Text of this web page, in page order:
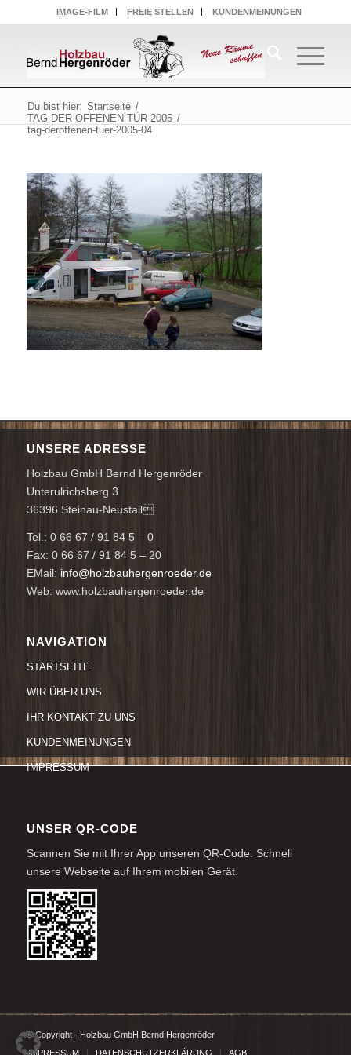
IMAGE-FILM FREIE STELLEN KUNDENMEINUNGEN
Du bist hier: Startseite /
TAG DER OFFENEN TÜR 2005 /
tag-deroffenen-tuer-2005-04
UNSERE ADRESSE
Holzbau GmbH Bernd Hergenröder
Unterulrichsberg 3
36396 Steinau-Neustall
Tel.: 0 66 67 / 91 84 5 – 0
Fax: 0 66 67 / 91 84 5 – 20
EMail: info@holzbauhergenroeder.de
Web: www.holzbauhergenroeder.de
NAVIGATION
STARTSEITE
WIR ÜBER UNS
IHR KONTAKT ZU UNS
KUNDENMEINUNGEN
IMPRESSUM
UNSER QR-CODE
Scannen Sie mit Ihrer App unseren QR-Code. Schnell
unsere Webseite auf Ihrem mobilen Gerät.
© Copyright - Holzbau GmbH Bernd Hergenröder
IMPRESSUM
DATENSCHUTZERKLÄRUNG AGB